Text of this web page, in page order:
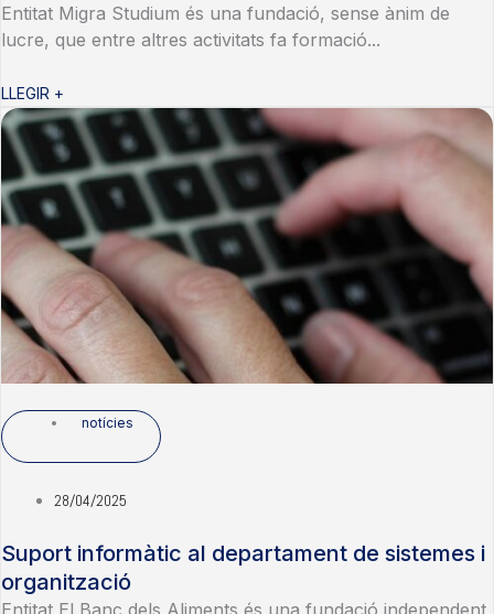
Entitat Migra Studium és una fundació, sense ànim de
lucre, que entre altres activitats fa formació...
LLEGIR +
notícies
28/04/2025
Suport informàtic al departament de sistemes i
organització
Entitat El Banc dels Aliments és una fundació independent,